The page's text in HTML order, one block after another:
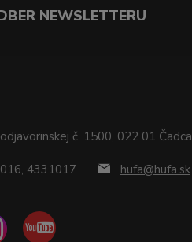
NEWSLETTERU
č. 1500, 022 01 Čadca
4331017 hufa@hufa.sk